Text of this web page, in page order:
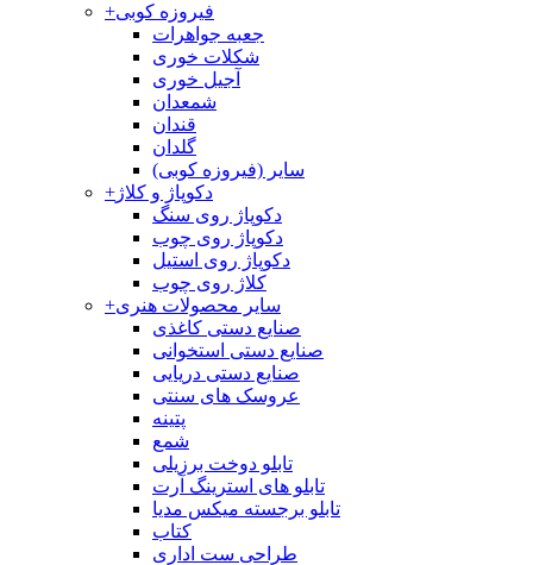
+فیروزه کوبی
جعبه جواهرات
شکلات خوری
آجیل خوری
شمعدان
قندان
گلدان
سایر (فیروزه کوبی)
+دکوپاژ و کلاژ
دکوپاژ روی سنگ
دکوپاژ روی چوب
دکوپاژ روی استیل
کلاژ روی چوب
+سایر محصولات هنری
صنایع دستی کاغذی
صنایع دستی استخوانی
صنایع دستی دریایی
عروسک های سنتی
پتینه
شمع
تابلو دوخت برزیلی
تابلو های استرینگ آرت
تابلو برجسته میکس مدیا
کتاب
طراحی ست اداری